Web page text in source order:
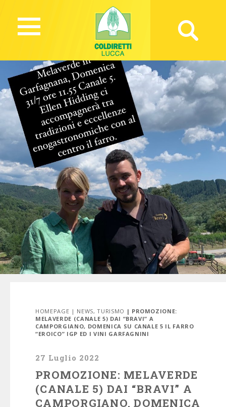
1426 Views
HOMEPAGE | NEWS,TURISMO | PROMOZIONE:
MELAVERDE (CANALE 5) DAI “BRAVI” A
CAMPORGIANO, DOMENICA SU CANALE 5 IL FARRO
“EROICO” IGP ED I VINI GARFAGNINI
27 Luglio 2022
PROMOZIONE: MELAVERDE
(CANALE 5) DAI “BRAVI” A
CAMPORGIANO, DOMENICA